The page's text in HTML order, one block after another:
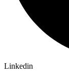
Linkedin